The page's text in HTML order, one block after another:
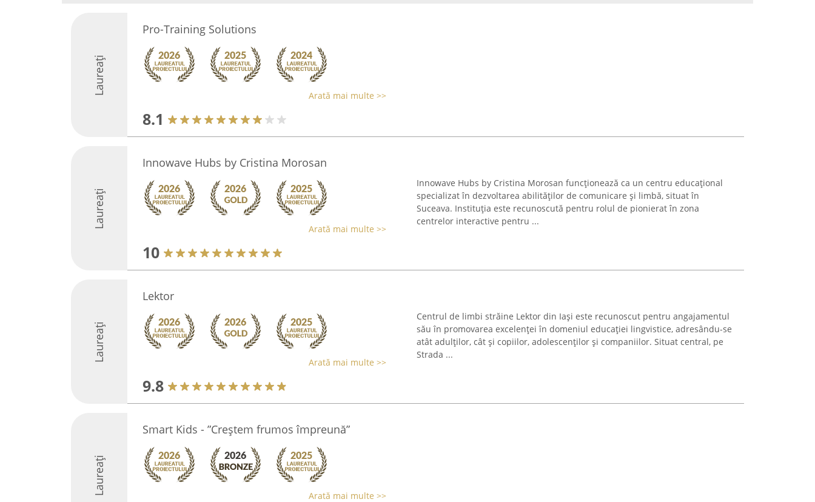
Laureați
Pro-Training Solutions
Arată mai multe >>
8.1
Laureați
Innowave Hubs by Cristina Morosan
Arată mai multe >>
10
Innowave Hubs by Cristina Morosan funcționează ca un centru educațional
specializat în dezvoltarea abilităților de comunicare și limbă, situat în
Suceava. Instituția este recunoscută pentru rolul de pionierat în zona
centrelor interactive pentru ...
Laureați
Lektor
Arată mai multe >>
9.8
Centrul de limbi străine Lektor din Iași este recunoscut pentru angajamentul
său în promovarea excelenței în domeniul educației lingvistice, adresându-se
atât adulților, cât și copiilor, adolescenților și companiilor. Situat central, pe
Strada ...
Laureați
Smart Kids - ”Creștem frumos împreună”
Arată mai multe >>